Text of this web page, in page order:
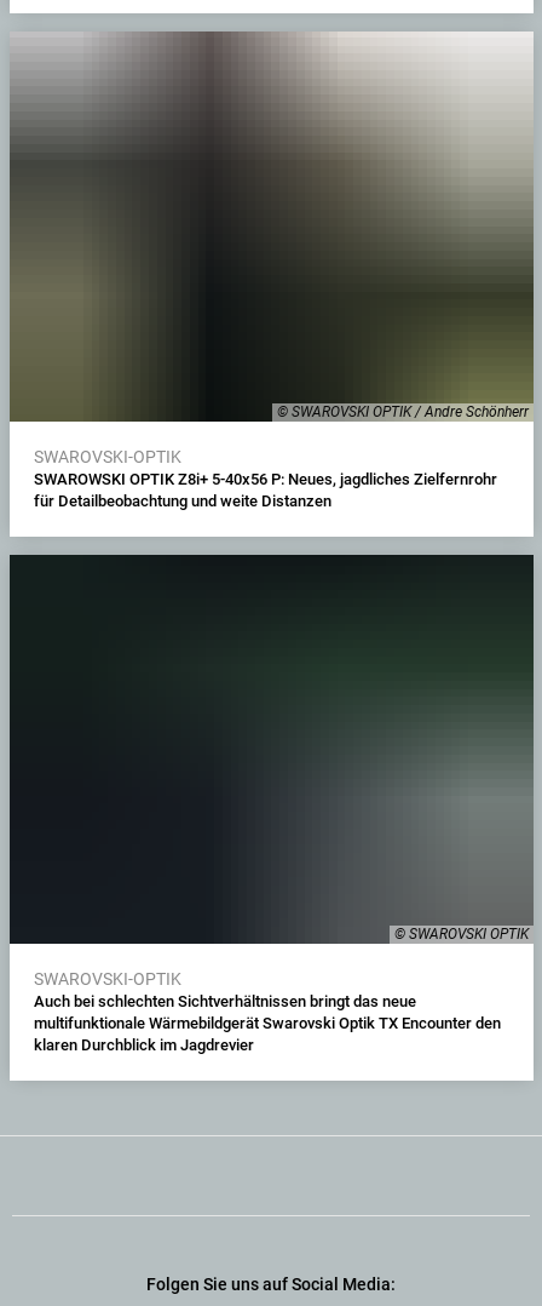
© SWAROVSKI OPTIK / Andre Schönherr
SWAROVSKI-OPTIK
SWAROWSKI OPTIK Z8i+ 5-40x56 P: Neues, jagdliches Zielfernrohr
für Detailbeobachtung und weite Distanzen
© SWAROVSKI OPTIK
SWAROVSKI-OPTIK
Auch bei schlechten Sichtverhältnissen bringt das neue
multifunktionale Wärmebildgerät Swarovski Optik TX Encounter den
klaren Durchblick im Jagdrevier
Folgen Sie uns auf Social Media: